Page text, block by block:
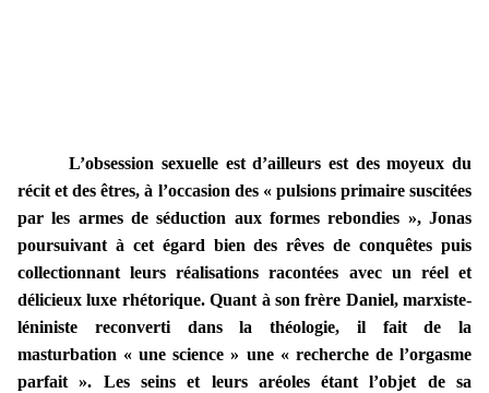
L’obsession sexuelle est d’ailleurs est des moyeux du
récit et des êtres, à l’occasion des « pulsions primaire suscitées
par les armes de séduction aux formes rebondies », Jonas
poursuivant à cet égard bien des rêves de conquêtes puis
collectionnant leurs réalisations racontées avec un réel et
délicieux luxe rhétorique. Quant à son frère Daniel, marxiste-
léniniste reconverti dans la théologie, il fait de la
masturbation « une science » une « recherche de l’orgasme
parfait ». Les seins et leurs aréoles étant l’objet de sa